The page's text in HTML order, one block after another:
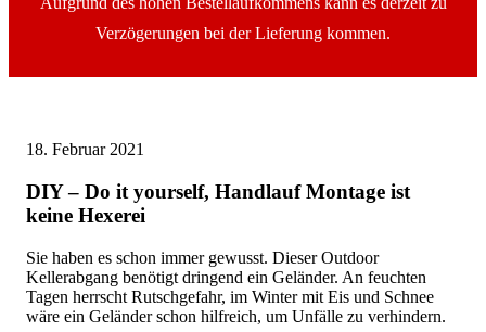
Verzögerungen bei der Lieferung kommen.
18. Februar 2021
DIY – Do it yourself, Handlauf Montage ist
keine Hexerei
Sie haben es schon immer gewusst. Dieser Outdoor
Kellerabgang benötigt dringend ein Geländer. An feuchten
Tagen herrscht Rutschgefahr, im Winter mit Eis und Schnee
wäre ein Geländer schon hilfreich, um Unfälle zu verhindern.